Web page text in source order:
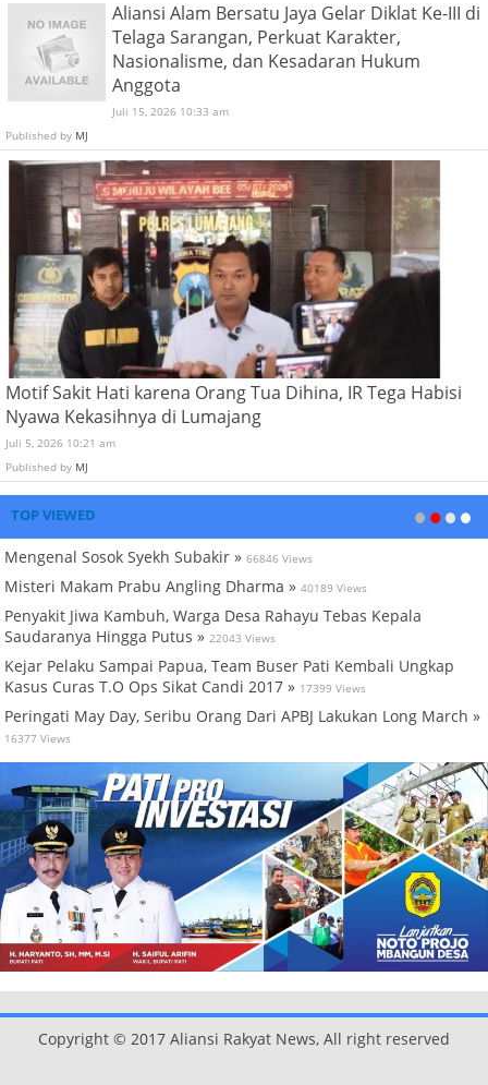
Aliansi Alam Bersatu Jaya Gelar Diklat Ke-III di
Telaga Sarangan, Perkuat Karakter,
Nasionalisme, dan Kesadaran Hukum
Anggota
Juli 15, 2026 10:33 am
Published by MJ
Motif Sakit Hati karena Orang Tua Dihina, IR Tega Habisi
Nyawa Kekasihnya di Lumajang
Juli 5, 2026 10:21 am
Published by MJ
TOP VIEWED
Mengenal Sosok Syekh Subakir » 66846 Views
Misteri Makam Prabu Angling Dharma » 40189 Views
Penyakit Jiwa Kambuh, Warga Desa Rahayu Tebas Kepala
Saudaranya Hingga Putus » 22043 Views
Kejar Pelaku Sampai Papua, Team Buser Pati Kembali Ungkap
Kasus Curas T.O Ops Sikat Candi 2017 » 17399 Views
Peringati May Day, Seribu Orang Dari APBJ Lakukan Long March »
16377 Views
Copyright © 2017 Aliansi Rakyat News, All right reserved